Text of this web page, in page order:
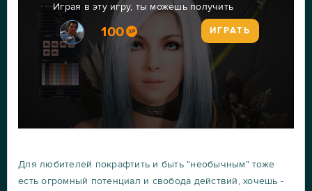
Играя в эту игру, ты можешь получить
100 ИГРАТЬ
Для любителей покрафтить и быть "необычным" тоже
есть огромный потенциал и свобода действий, хочешь -